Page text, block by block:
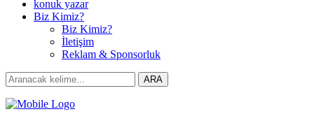
konuk yazar
Biz Kimiz?
Biz Kimiz?
İletişim
Reklam & Sponsorluk
Search
for:
ARA